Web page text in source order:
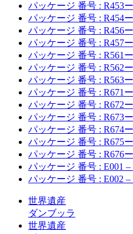
パッケージ 番号 : R453
パッケージ 番号 : R454
パッケージ 番号 : R456
パッケージ 番号 : R457
パッケージ 番号 : R561
パッケージ 番号 : R562
パッケージ 番号 : R563
パッケージ 番号 : R671
パッケージ 番号 : R672
パッケージ 番号 : R673
パッケージ 番号 : R674
パッケージ 番号 : R675
パッケージ 番号 : R676
パッケージ 番号 : E001
パッケージ 番号 : E002 –
世界遺産
ダンブッラ
世界遺産